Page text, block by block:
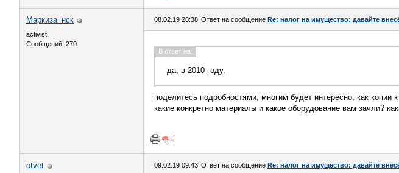
Маркиза_нск
activist
Сообщений: 270
08.02.19 20:38 Ответ на сообщение Re: налог на имущество: давайте
В ответ на:
да, в 2010 году.
поделитесь подробностями, многим будет интересно, как
какие конкретно материалы и какое оборудование вам зачли?
otvet 09.02.19 09:43 Ответ на сообщение Re: налог на имущество: давайте